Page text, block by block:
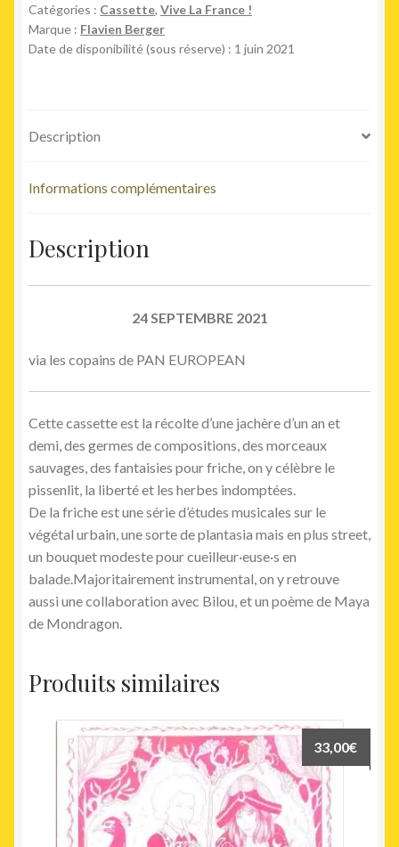
Catégories : Cassette, Vive La France !
Marque : Flavien Berger
Date de disponibilité (sous réserve) : 1 juin 2021
Description
Informations complémentaires
Description
24 SEPTEMBRE 2021
via les copains de PAN EUROPEAN
Cette cassette est la récolte d’une jachère d’un an et
demi, des germes de compositions, des morceaux
sauvages, des fantaisies pour friche, on y célèbre le
pissenlit, la liberté et les herbes indomptées.
De la friche est une série d’études musicales sur le
végétal urbain, une sorte de plantasia mais en plus street,
un bouquet modeste pour cueilleur·euse·s en
balade.Majoritairement instrumental, on y retrouve
aussi une collaboration avec Bilou, et un poème de Maya
de Mondragon.
Produits similaires
33,00€